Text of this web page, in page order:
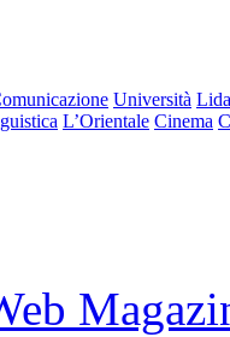
Università
L’Orientale Cinema